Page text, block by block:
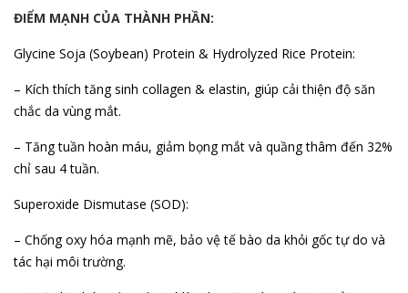
ĐIỂM MẠNH CỦA THÀNH PHẦN:
Glycine Soja (Soybean) Protein & Hydrolyzed Rice Protein:
– Kích thích tăng sinh collagen & elastin, giúp cải thiện độ săn
chắc da vùng mắt.
– Tăng tuần hoàn máu, giảm bọng mắt và quầng thâm đến 32%
chỉ sau 4 tuần.
Superoxide Dismutase (SOD):
– Chống oxy hóa mạnh mẽ, bảo vệ tế bào da khỏi gốc tự do và
tác hại môi trường.